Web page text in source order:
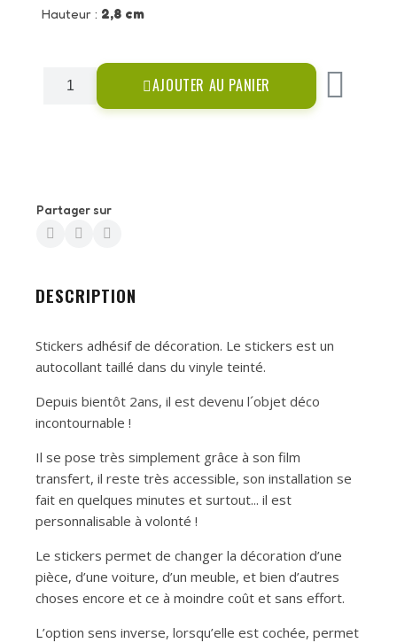
Hauteur : 2,8 cm
AJOUTER AU PANIER
Partager sur
DESCRIPTION
Stickers adhésif de décoration. Le stickers est un
autocollant taillé dans du vinyle teinté.
Depuis bientôt 2ans, il est devenu l´objet déco
incontournable !
Il se pose très simplement grâce à son film
transfert, il reste très accessible, son installation se
fait en quelques minutes et surtout... il est
personnalisable à volonté !
Le stickers permet de changer la décoration d’une
pièce, d’une voiture, d’un meuble, et bien d’autres
choses encore et ce à moindre coût et sans effort.
L’option sens inverse, lorsqu’elle est cochée, permet